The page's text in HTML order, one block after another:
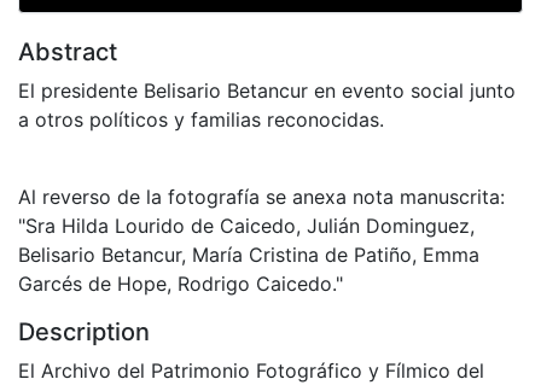
Abstract
El presidente Belisario Betancur en evento social junto
a otros políticos y familias reconocidas.
Al reverso de la fotografía se anexa nota manuscrita:
"Sra Hilda Lourido de Caicedo, Julián Dominguez,
Belisario Betancur, María Cristina de Patiño, Emma
Garcés de Hope, Rodrigo Caicedo."
Description
El Archivo del Patrimonio Fotográfico y Fílmico del